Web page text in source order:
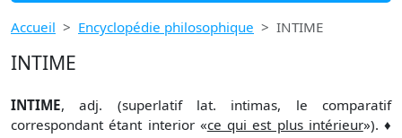
Accueil Encyclopédie philosophique INTIME
INTIME
INTIME, adj. (superlatif lat. intimas, le comparatif
correspondant étant interior «ce qui est plus intérieur»). ♦